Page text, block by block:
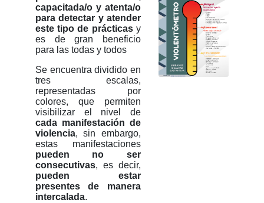
capacitada/o y atenta/o
para detectar y atender
este tipo de prácticasy
es de gran beneficio
para las todas y todos
Se encuentra dividido en
tres escalas,
representadas por
colores, que permiten
visibilizar el nivel de
cada manifestación de
violencia, sin embargo,
estas manifestaciones
pueden no ser
consecutivas, es decir,
pueden estar
presentes de manera
intercalada.